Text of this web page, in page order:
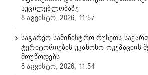
აუცილებლობაზე
8 აგვისტო, 2026, 11:57
საგარეო სამინისტრო რუსეთს
ტერიტორიების უკანონო ოკუპაციის
მოუწოდებს
8 აგვისტო, 2026, 11:54